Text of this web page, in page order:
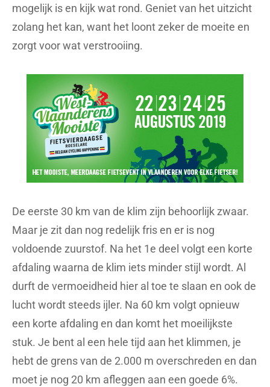
mogelijk is en kijk wat rond. Geniet van het uitzicht
zolang het kan, want het loont zeker de moeite en
zorgt voor wat verstrooiing.
De eerste 30 km van de klim zijn behoorlijk zwaar.
Maar je zit dan nog redelijk fris en er is nog
voldoende zuurstof. Na het 1e deel volgt een korte
afdaling waarna de klim iets minder stijl wordt. Al
durft de vermoeidheid hier al toe te slaan en ook de
lucht wordt steeds ijler. Na 60 km volgt opnieuw
een korte afdaling en dan komt het moeilijkste
stuk. Je bent al een hele tijd aan het klimmen, je
hebt de grens van de 2.000 m overschreden en dan
moet je nog 20 km afleggen aan een goede 6%.